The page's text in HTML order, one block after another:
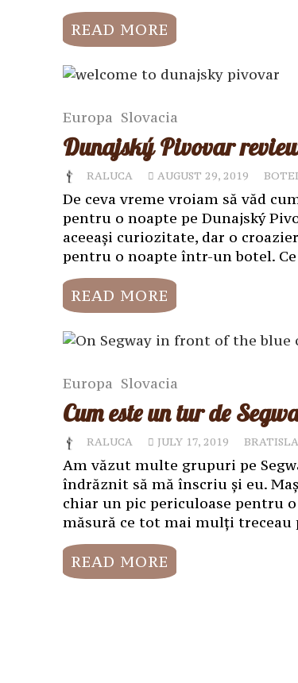
READ MORE
Europa Slovacia
Dunajský Pivovar
RALUCA AUGUST 29, 2019
De ceva vreme vroiam să văd
pentru o noapte pe Dunajský
aceeași curiozitate, dar o
pentru o noapte într-un botel.
READ MORE
Europa Slovacia
Cum este un tur de
RALUCA JULY 17, 2019
Am văzut multe grupuri pe
îndrăznit să mă înscriu și eu.
chiar un pic periculoase pentru
măsură ce tot mai mulți treceau
READ MORE